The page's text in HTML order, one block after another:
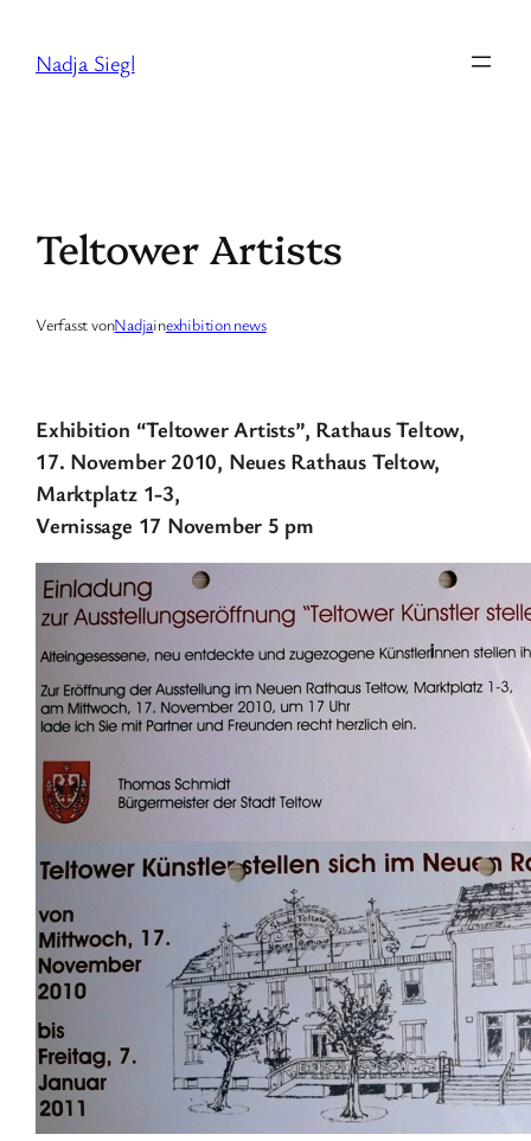
springen
Nadja Siegl
Teltower Artists
Verfasst vonNadjainexhibition news
Exhibition “Teltower Artists”, Rathaus Teltow,
17. November 2010, Neues Rathaus Teltow,
Marktplatz 1-3,
Vernissage 17 November 5 pm